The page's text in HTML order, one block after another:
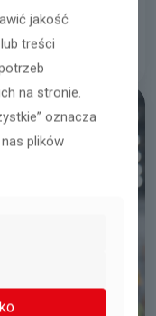
Czytaj więcej
jakość
treści
na stronie.
oznacza
plików